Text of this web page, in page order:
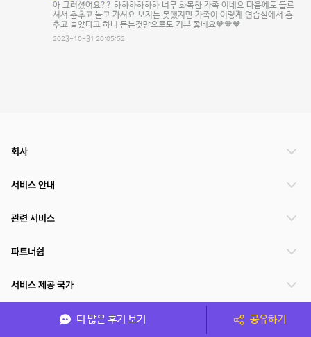
아 그러셨어요?? 하하하하하하 너무 화목한 가족 이네요 다음에도 들르
셔서 춤추고 놀고 가셔요 보지는 못했지만 가족이 이렇게 연습실에서 춤
추고 놀았다고 하니 듣는것만으로도 기분 좋네요🧡🧡🧡
2023-10-31 20:05:52
더 많은 후기 보기 공유하기
회사
서비스 안내
관련 서비스
파트너쉽
서비스 제공 국가